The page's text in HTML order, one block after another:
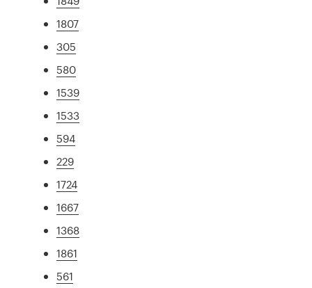
1807
305
580
1539
1533
594
229
1724
1667
1368
1861
561